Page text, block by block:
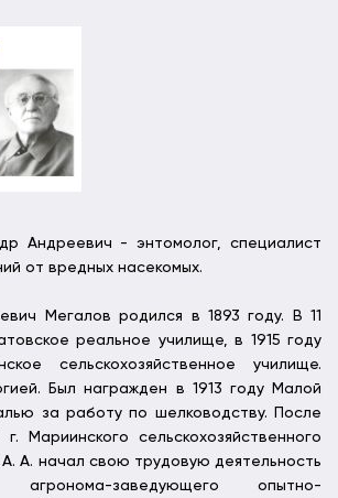
Андреевич - энтомолог, специалист
от вредных насекомых.
Мегалов родился в 1893 году. В 11
реальное училище, в 1915 году
сельскохозяйственное училище.
Был награжден в 1913 году Малой
за работу по шелководству. После
Мариинского сельскохозяйственного
А. начал свою трудовую деятельность
заведующего опытно-